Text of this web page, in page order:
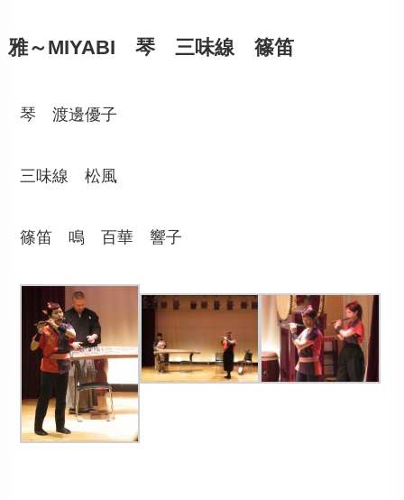
雅～MIYABI 琴 三味線 篠笛
琴 渡邊優子
三味線 松風
篠笛 鳴 百華 響子